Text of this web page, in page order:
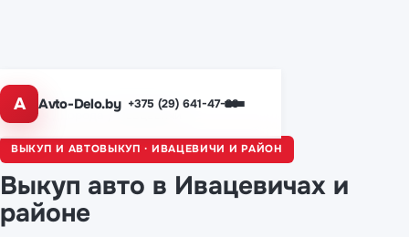
A Avto-Delo.by +375 (29) 641-47-29
Главная / Ивацевичи
ВЫКУП И АВТОВЫКУП · ИВАЦЕВИЧИ И РАЙОН
Выкуп авто в Ивацевичах и
районе